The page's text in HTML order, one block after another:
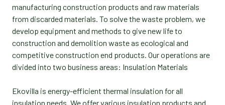
manufacturing construction products and raw materials
from discarded materials. To solve the waste problem, we
develop equipment and methods to give new life to
construction and demolition waste as ecological and
competitive construction end products. Our operations are
divided into two business areas: Insulation Materials
Ekovilla is energy-efficient thermal insulation for all
insulation needs. We offer various insulation products and